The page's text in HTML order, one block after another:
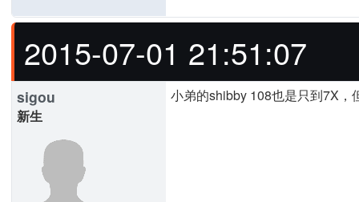
2015-07-01 21:51:07
sigou
新生
小弟的shibby 108也是只到7X